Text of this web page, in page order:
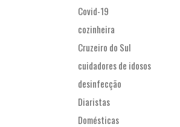
Covid-19
cozinheira
Cruzeiro do Sul
cuidadores de idosos
desinfecção
Diaristas
Domésticas